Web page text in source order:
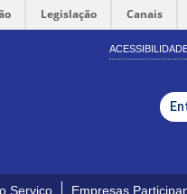
Legislação Canais
Serviço Empresas